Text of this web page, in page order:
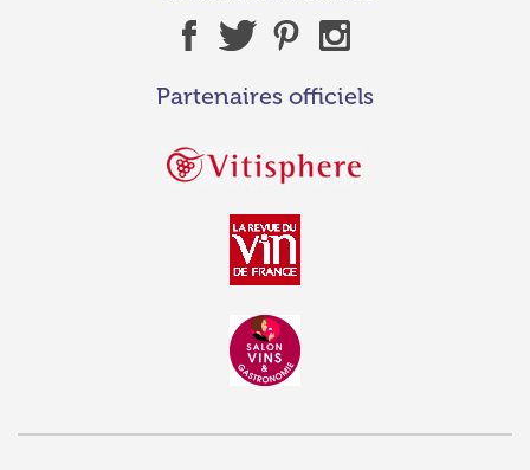
Partenaires officiels